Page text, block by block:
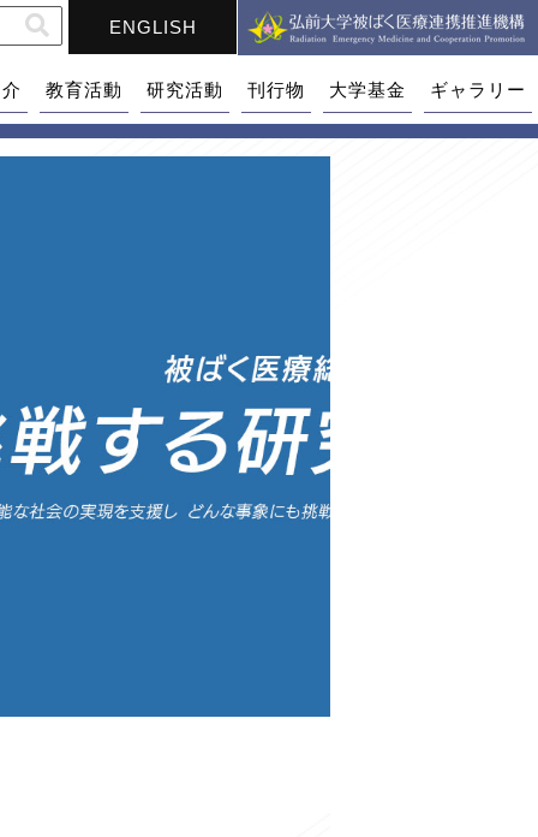
ENGLISH
教育活動 研究活動 刊行物 大学基金 ギャラリー